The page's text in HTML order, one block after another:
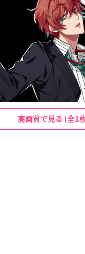
高画質で見る (全1